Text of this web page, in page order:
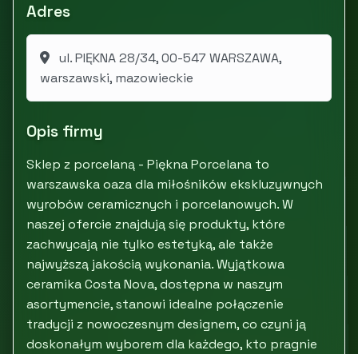
Adres
ul. PIĘKNA 28/34, 00-547 WARSZAWA,
warszawski, mazowieckie
Opis firmy
Sklep z porcelaną - Piękna Porcelana to
warszawska oaza dla miłośników ekskluzywnych
wyrobów ceramicznych i porcelanowych. W
naszej ofercie znajdują się produkty, które
zachwycają nie tylko estetyką, ale także
najwyższą jakością wykonania. Wyjątkowa
ceramika Costa Nova, dostępna w naszym
asortymencie, stanowi idealne połączenie
tradycji z nowoczesnym designem, co czyni ją
doskonałym wyborem dla każdego, kto pragnie